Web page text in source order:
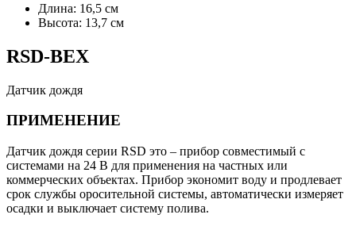
Длина: 16,5 см
Высота: 13,7 см
RSD-BEX
Датчик дождя
ПРИМЕНЕНИЕ
Датчик дождя серии RSD это – прибор совместимый с
системами на 24 В для применения на частных или
коммерческих объектах. Прибор экономит воду и продлевает
срок службы оросительной системы, автоматически измеряет
осадки и выключает систему полива.